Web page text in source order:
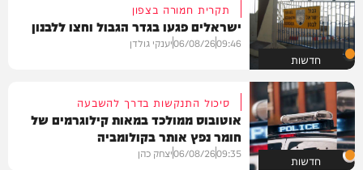
חדשות
תקרית חמורה בצפון
ישראלים פגעו בגדר הגבול וחצו ללבנון
09:46
06/08/26יענקי גולדן
חדשות
סיכול התנקשות בדרך להשבעה
אוטובוס ממולכד במאות קילוגרמים של
חומר נפץ אותר בקולומביה
09:35
06/08/26יצחק כהן